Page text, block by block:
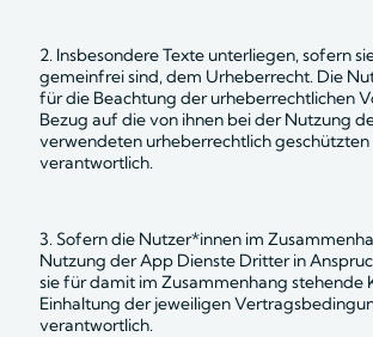
2. Insbesondere Texte unterliegen, sofern
gemeinfrei sind, dem Urheberrecht. Die
für die Beachtung der urheberrechtlichen
Bezug auf die von ihnen bei der Nutzung
verwendeten urheberrechtlich
verantwortlich.
3. Sofern die Nutzer*innen im
Nutzung der App Dienste Dritter in
sie für damit im Zusammenhang stehende
Einhaltung der jeweiligen
verantwortlich.